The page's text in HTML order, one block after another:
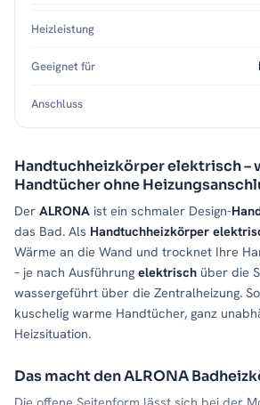
Handtuchheizkörper elektrisch –
Handtücher ohne
Der ALRONA ist ein schmaler Design-
das Bad. Als Handtuchheizkörper
Wärme an die Wand und trocknet Ihre
– je nach Ausführung elektrisch über die
wassergeführt über die Zentralheizung.
kuschelig warme Handtücher, ganz
Heizsituation.
Das macht den ALRONA
Heizleistung
Geeignet für
Anschluss